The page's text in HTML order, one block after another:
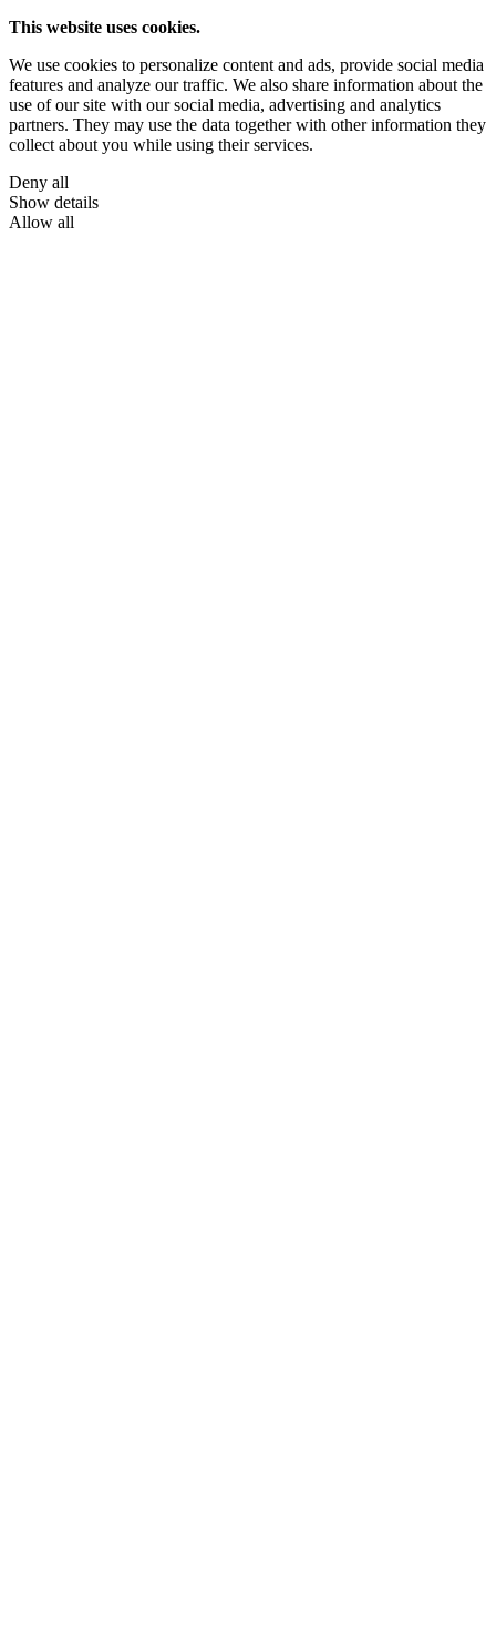
This website uses cookies.
We use cookies to personalize content and ads, provide social media
features and analyze our traffic. We also share information about the
use of our site with our social media, advertising and analytics
partners. They may use the data together with other information they
collect about you while using their services.
Deny all
Show details
Allow all